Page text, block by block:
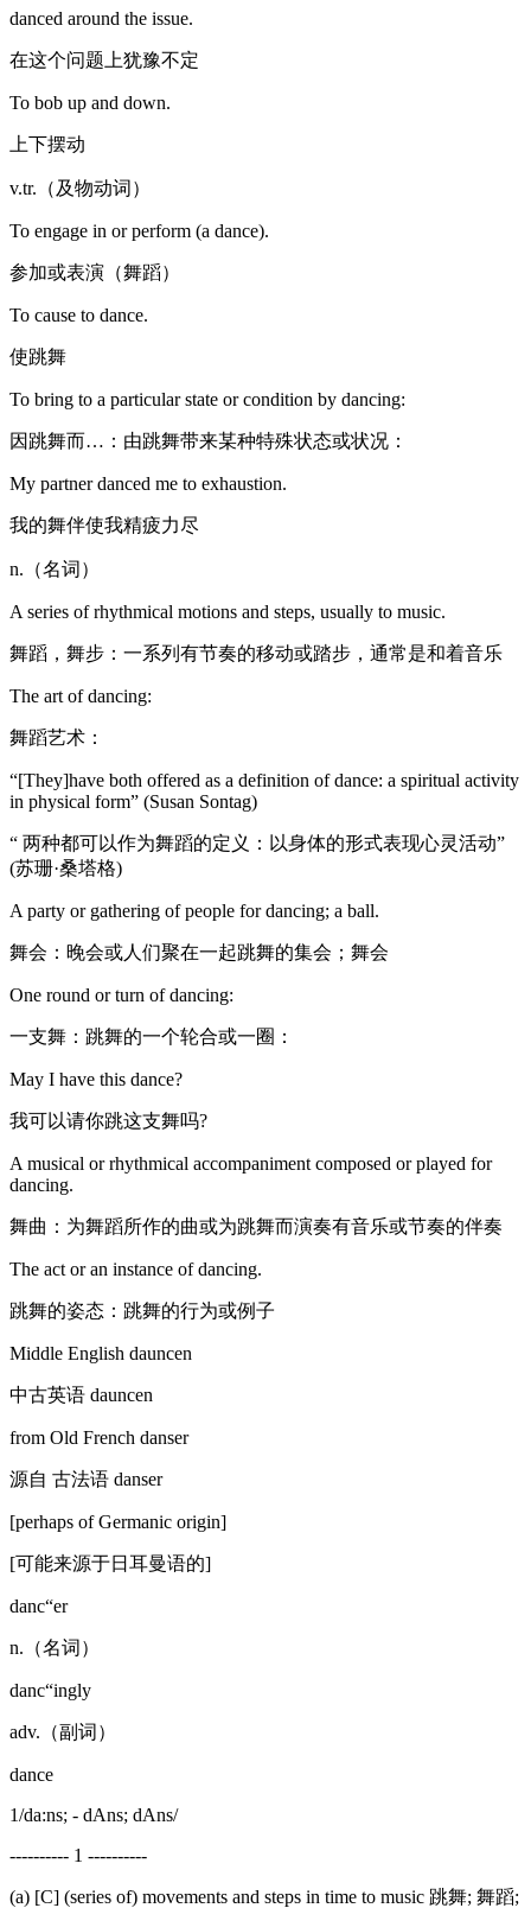
danced around the issue.
在这个问题上犹豫不定
To bob up and down.
上下摆动
v.tr.（及物动词）
To engage in or perform (a dance).
参加或表演（舞蹈）
To cause to dance.
使跳舞
To bring to a particular state or condition by dancing:
因跳舞而…：由跳舞带来某种特殊状态或状况：
My partner danced me to exhaustion.
我的舞伴使我精疲力尽
n.（名词）
A series of rhythmical motions and steps, usually to music.
舞蹈，舞步：一系列有节奏的移动或踏步，通常是和着音乐
The art of dancing:
舞蹈艺术：
“[They]have both offered as a definition of dance: a spiritual activity
in physical form” (Susan Sontag)
“ 两种都可以作为舞蹈的定义：以身体的形式表现心灵活动”
(苏珊·桑塔格)
A party or gathering of people for dancing; a ball.
舞会：晚会或人们聚在一起跳舞的集会；舞会
One round or turn of dancing:
一支舞：跳舞的一个轮合或一圈：
May I have this dance?
我可以请你跳这支舞吗?
A musical or rhythmical accompaniment composed or played for
dancing.
舞曲：为舞蹈所作的曲或为跳舞而演奏有音乐或节奏的伴奏
The act or an instance of dancing.
跳舞的姿态：跳舞的行为或例子
Middle English dauncen
中古英语 dauncen
from Old French danser
源自 古法语 danser
[perhaps of Germanic origin]
[可能来源于日耳曼语的]
danc“er
n.（名词）
danc“ingly
adv.（副词）
dance
1/da:ns; - dAns; dAns/
---------- 1 ----------
(a) [C] (series of) movements and steps in time to music 跳舞; 舞蹈;